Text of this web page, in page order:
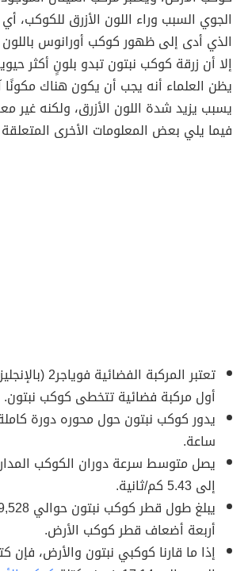
الجوي السبب وراء اللون الأزرق للكوكب،
الذي أدى إلى ظهور كوكب أورانوس باللون
إلا أن زرقة كوكب نبتون تبدو بلونٍ أكثر
يظن العلماء أنه يجب أن يكون هناك مكونًا
يسبب يزيد شدة اللون الأزرق، ولكنه غير
فيما يلي بعض المعلومات الأخرى
أول مركبة فضائية تتخطى كوكب نبتون.
ساعة.
يصل متوسط سرعة دوران الكوكب
إلى 5.43 كم/ثانية.
أربعة أضعاف قطر كوكب الأرض.
إذا ما قارنا كوكبي نبتون والأرض، فإن